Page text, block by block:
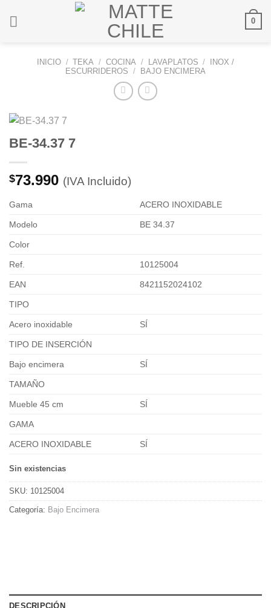
0
INICIO / TEKA / COCINA / LAVAPLATOS /
INOX /
ESCURRIDEROS / BAJO ENCIMERA
BE-34.37 7
$73.990 (IVA Incluido)
Gama ACERO INOXIDABLE
Modelo BE 34.37
Color
Ref. 10125004
EAN 8421152024102
TIPO
Acero inoxidable SÍ
TIPO DE INSERCIÓN
Bajo encimera SÍ
TAMAÑO
Mueble 45 cm SÍ
GAMA
ACERO INOXIDABLE SÍ
Sin existencias
SKU: 10125004
Categoría: Bajo Encimera
DESCRIPCIÓN